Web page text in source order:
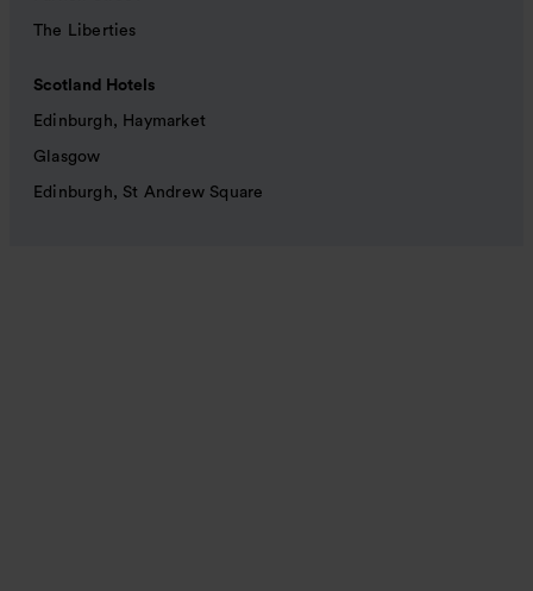
The Liberties
Scotland Hotels
Edinburgh, Haymarket
Glasgow
Edinburgh, St Andrew Square